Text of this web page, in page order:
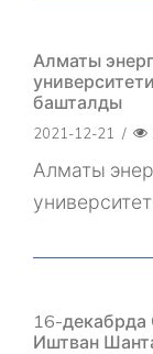
Алматы
башталды
2021-12-21 /
Алматы
16-
Иштван